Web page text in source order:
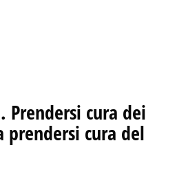
cura dei
cura del